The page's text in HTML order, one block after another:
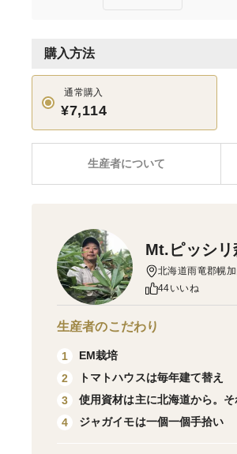
購入方法
通常購入
¥7,114
生産者について
Mt.ピッシリ
北海道雨竜郡幌
44いいね
生産者のこだわり
1
EM栽培
2
トマトハウスは毎年建て替え
3
使用資材は主に北海道から。
4
ジャガイモは一個一個手拾い